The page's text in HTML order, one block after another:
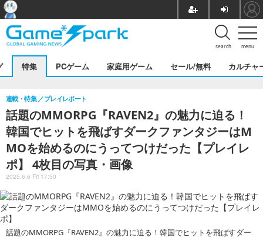
menu
search
特集 PCゲーム 家庭用ゲーム セール/無料 カルチャ
話題のMMORPG『RAVEN2』の魅力に迫る！
韓国でヒットを飛ばすダークファンタジーはM
MOを始めるのにうってつけだった【プレイレ
ポ】 4枚目の写真・画像
連載・特集 プレイレポート
2025.6.6 Fri 17:50
話題のMMORPG『RAVEN2』の魅力に迫る！韓国でヒットを飛ばすダー